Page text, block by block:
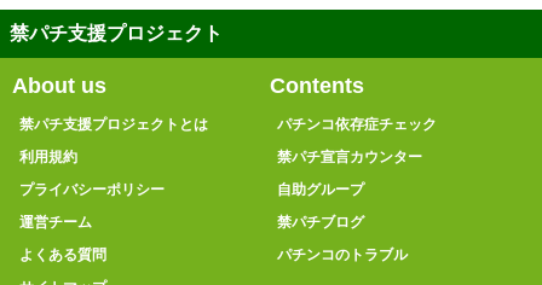
禁パチ支援プロジェクト
About us
禁パチ支援プロジェクトとは
利用規約
プライバシーポリシー
運営チーム
よくある質問
Contents
パチンコ依存症チェック
禁パチ宣言カウンター
自助グループ
禁パチブログ
パチンコのトラブル